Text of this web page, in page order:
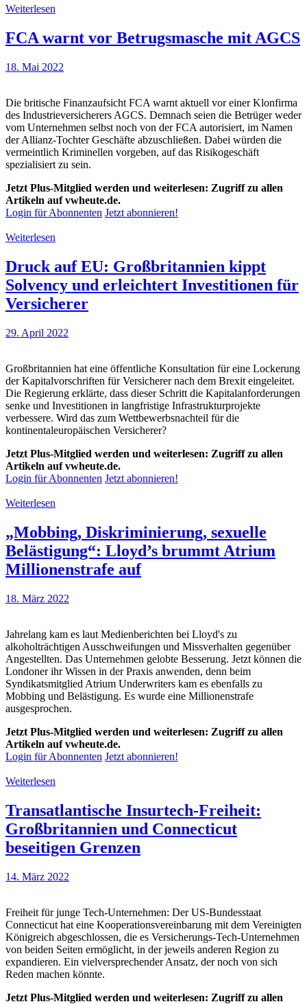
Weiterlesen
FCA warnt vor Betrugsmasche mit AGCS
18. Mai 2022
Die britische Finanzaufsicht FCA warnt aktuell vor einer Klonfirma
des Industrieversicherers AGCS. Demnach seien die Betrüger weder
vom Unternehmen selbst noch von der FCA autorisiert, im Namen
der Allianz-Tochter Geschäfte abzuschließen. Dabei würden die
vermeintlich Kriminellen vorgeben, auf das Risikogeschäft
spezialisiert zu sein.
Jetzt Plus-Mitglied werden und weiterlesen: Zugriff zu allen
Artikeln auf vwheute.de.
Login für Abonnenten Jetzt abonnieren!
Weiterlesen
Druck auf EU: Großbritannien kippt
Solvency und erleichtert Investitionen für
Versicherer
29. April 2022
Großbritannien hat eine öffentliche Konsultation für eine Lockerung
der Kapitalvorschriften für Versicherer nach dem Brexit eingeleitet.
Die Regierung erklärte, dass dieser Schritt die Kapitalanforderungen
senke und Investitionen in langfristige Infrastrukturprojekte
verbessere. Wird das zum Wettbewerbsnachteil für die
kontinentaleuropäischen Versicherer?
Jetzt Plus-Mitglied werden und weiterlesen: Zugriff zu allen
Artikeln auf vwheute.de.
Login für Abonnenten Jetzt abonnieren!
Weiterlesen
„Mobbing, Diskriminierung, sexuelle
Belästigung“: Lloyd’s brummt Atrium
Millionenstrafe auf
18. März 2022
Jahrelang kam es laut Medienberichten bei Lloyd's zu
alkoholträchtigen Ausschweifungen und Missverhalten gegenüber
Angestellten. Das Unternehmen gelobte Besserung. Jetzt können die
Londoner ihr Wissen in der Praxis anwenden, denn beim
Syndikatsmitglied Atrium Underwriters kam es ebenfalls zu
Mobbing und Belästigung. Es wurde eine Millionenstrafe
ausgesprochen.
Jetzt Plus-Mitglied werden und weiterlesen: Zugriff zu allen
Artikeln auf vwheute.de.
Login für Abonnenten Jetzt abonnieren!
Weiterlesen
Transatlantische Insurtech-Freiheit:
Großbritannien und Connecticut
beseitigen Grenzen
14. März 2022
Freiheit für junge Tech-Unternehmen: Der US-Bundesstaat
Connecticut hat eine Kooperationsvereinbarung mit dem Vereinigten
Königreich abgeschlossen, die es Versicherungs-Tech-Unternehmen
von beiden Seiten ermöglicht, in der jeweils anderen Region zu
expandieren. Ein vielversprechender Ansatz, der noch von sich
Reden machen könnte.
Jetzt Plus-Mitglied werden und weiterlesen: Zugriff zu allen